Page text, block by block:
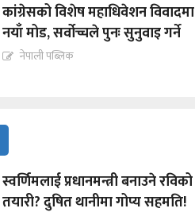
कांग्रेसको विशेष महाधिवेशन विवादमा
नयाँ मोड, सर्वोच्चले पुनः सुनुवाइ गर्ने
नेपाली पब्लिक
स्वर्णिमलाई प्रधानमन्त्री बनाउने रविको
तयारी? दुषित थानीमा गोप्य सहमति!